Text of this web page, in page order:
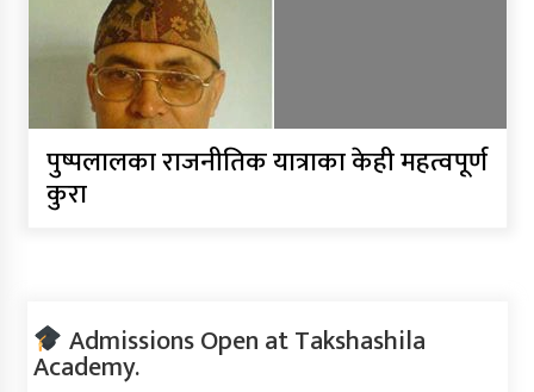
पुष्पलालका राजनीतिक यात्राका केही महत्वपूर्ण
कुरा
Admissions Open at Takshashila
Academy.